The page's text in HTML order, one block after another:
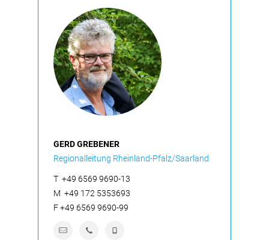
GERD GREBENER
Regionalleitung Rheinland-Pfalz/Saarland
T +49 6569 9690-13
M +49 172 5353693
F+49 6569 9690-99